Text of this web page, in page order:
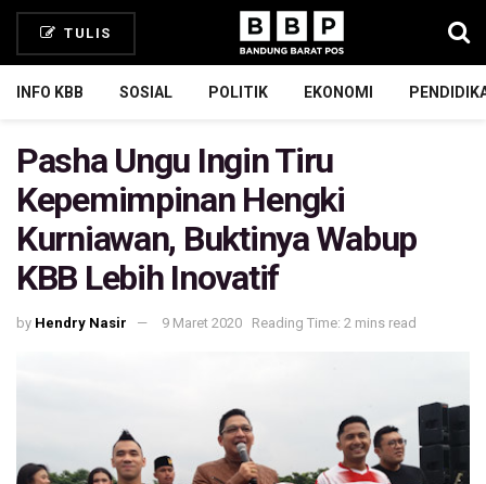
TULIS
INFO KBB SOSIAL POLITIK EKONOMI
Pasha Ungu Ingin Tiru
Kepemimpinan Hengki
Kurniawan, Buktinya Wabup
KBB Lebih Inovatif
by Hendry Nasir 9 Maret 2020 Reading Time: 2 mins read